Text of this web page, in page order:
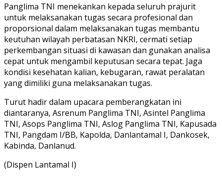
Panglima TNI menekankan kepada seluruh prajurit
untuk melaksanakan tugas secara profesional dan
proporsional dalam melaksanakan tugas membantu
keutuhan wilayah perbatasan NKRI, cermati setiap
perkembangan situasi di kawasan dan gunakan analisa
cepat untuk mengambil keputusan secara tepat. Jaga
kondisi kesehatan kalian, kebugaran, rawat peralatan
yang dimiliki guna melaksanakan tugas.
Turut hadir dalam upacara pemberangkatan ini
diantaranya, Asrenum Panglima TNI, Asintel Panglima
TNI, Asops Panglima TNI, Aslog Panglima TNI, Kapusada
TNI, Pangdam I/BB, Kapolda, Danlantamal I, Dankosek,
Kabinda, Danlanud.
(Dispen Lantamal I)